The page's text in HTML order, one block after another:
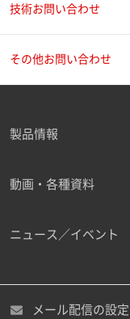
技術お問い合わせ
その他お問い合わせ
製品情報
動画・各種資料
ニュース／イベント
メール配信の設定